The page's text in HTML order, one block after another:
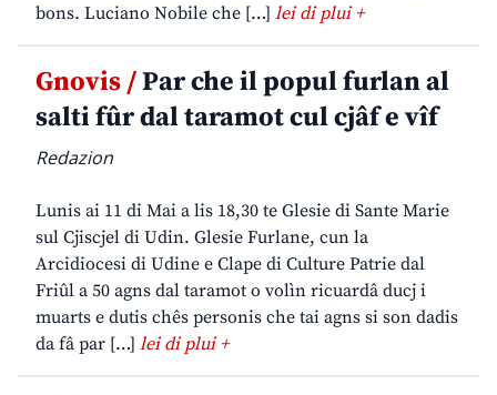
bons. Luciano Nobile che […] lei di plui +
Gnovis /Par che il popul furlan al
salti fûr dal taramot cul cjâf e vîf
Redazion
Lunis ai 11 di Mai a lis 18,30 te Glesie di Sante Marie
sul Cjiscjel di Udin. Glesie Furlane, cun la
Arcidiocesi di Udine e Clape di Culture Patrie dal
Friûl a 50 agns dal taramot o volìn ricuardâ ducj i
muarts e dutis chês personis che tai agns si son dadis
da fâ par […] lei di plui +